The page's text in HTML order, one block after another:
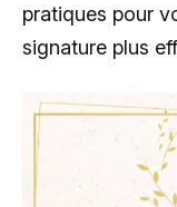
pratiques pour
signature plus